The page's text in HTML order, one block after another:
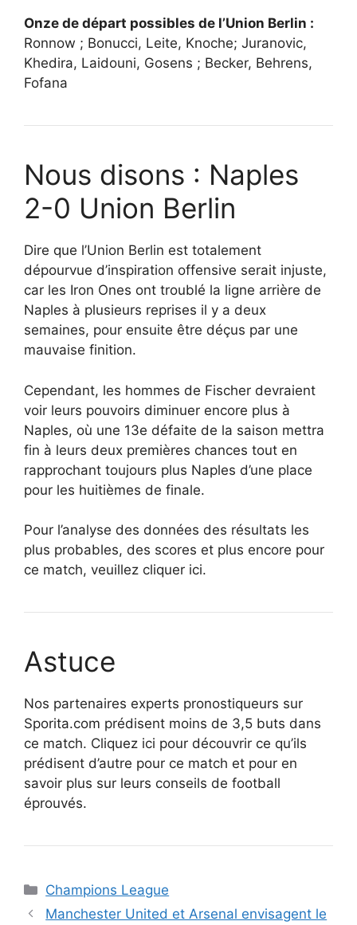
Onze de départ possibles de l’Union Berlin :
Ronnow ; Bonucci, Leite, Knoche; Juranovic,
Khedira, Laidouni, Gosens ; Becker, Behrens,
Fofana
Nous disons : Naples
2-0 Union Berlin
Dire que l’Union Berlin est totalement
dépourvue d’inspiration offensive serait injuste,
car les Iron Ones ont troublé la ligne arrière de
Naples à plusieurs reprises il y a deux
semaines, pour ensuite être déçus par une
mauvaise finition.
Cependant, les hommes de Fischer devraient
voir leurs pouvoirs diminuer encore plus à
Naples, où une 13e défaite de la saison mettra
fin à leurs deux premières chances tout en
rapprochant toujours plus Naples d’une place
pour les huitièmes de finale.
Pour l’analyse des données des résultats les
plus probables, des scores et plus encore pour
ce match, veuillez cliquer ici.
Astuce
Nos partenaires experts pronostiqueurs sur
Sporita.com prédisent moins de 3,5 buts dans
ce match. Cliquez ici pour découvrir ce qu’ils
prédisent d’autre pour ce match et pour en
savoir plus sur leurs conseils de football
éprouvés.
Catégories
Champions League
Manchester United et Arsenal envisagent le